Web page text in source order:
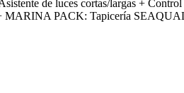
de luces cortas/largas +
MARINA PACK: Tapicería